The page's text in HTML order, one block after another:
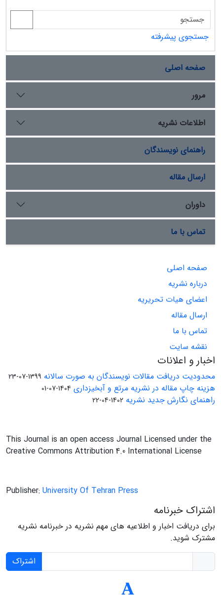
جستجوی پیشرفته
صفحه اصلی
مرور
اطلاعات نشریه
راهنمای نویسندگان
ارسال مقاله
داوران
تماس با ما
صفحه اصلی
درباره نشریه
اعضای هیات تحریریه
ارسال مقاله
تماس با ما
نقشه سایت
اخبار و اعلانات
محدودیت دریافت مقالات نویسندگان به صورت سالانه 1399-07-23
هزینه چاپ مقاله در نشریه مرتع و آبخیزداری 1404-07-01
راهنمای نگارش جدید نشریه 1402-04-22
This Journal is an open access Journal Licensed under the
Creative Commons Attribution 4.0 International License
Publisher: University Of Tehran Press
اشتراک خبرنامه
برای دریافت اخبار و اطلاعیه های مهم نشریه در خبرنامه نشریه
مشترک شوید.
اشتراک